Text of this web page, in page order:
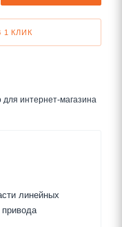
1 КЛИК
для интернет-магазина
линейных
привода